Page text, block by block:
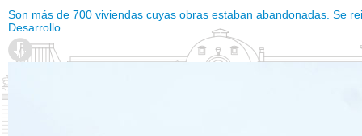
Son más de 700 viviendas cuyas obras estaban abandonadas. Se
Desarrollo ...